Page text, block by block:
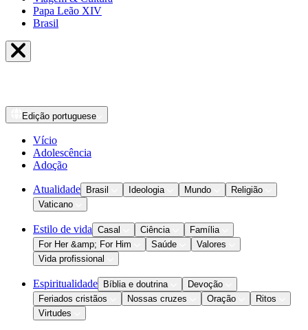
Papa Leão XIV
Brasil
Edição portuguese
Vício
Adolescência
Adoção
Atualidade Brasil Ideologia Mundo
Religião
Vaticano
Estilo de vida Casal Ciência
Família
For Her &amp; For Him
Saúde
Valores
Vida profissional
Espiritualidade Bíblia e doutrina
Devoção
Feriados cristãos
Nossas cruzes Oração
Ritos
Virtudes